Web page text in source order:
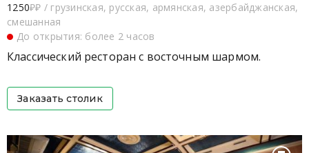
1250₽₽ / грузинская, русская, армянская, азербайджанская,
смешанная
До открытия: более 2 часов
Классический ресторан с восточным шармом.
Заказать столик